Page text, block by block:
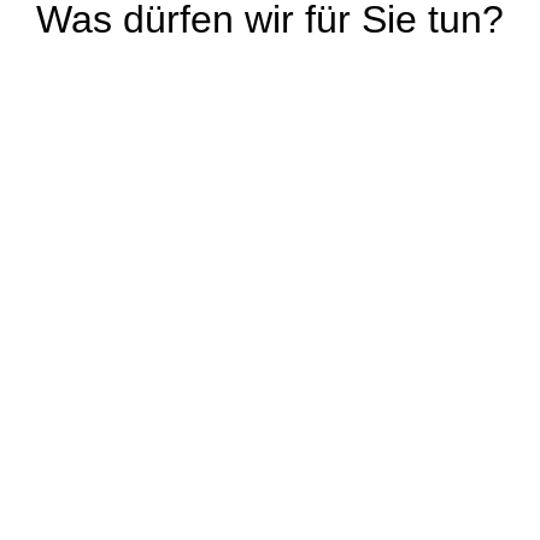
Was dürfen wir für Sie tun?